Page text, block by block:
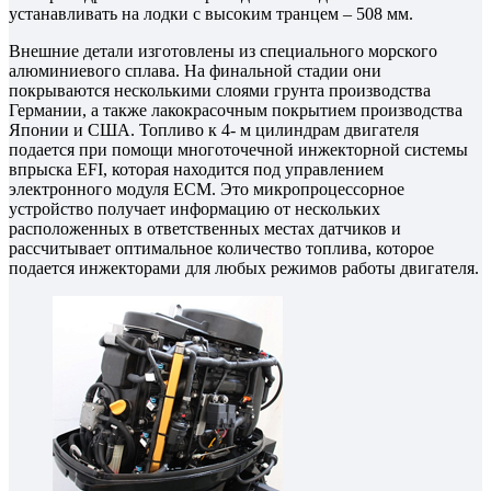
устанавливать на лодки с высоким транцем – 508 мм.
Внешние детали изготовлены из специального морского
алюминиевого сплава. На финальной стадии они
покрываются несколькими слоями грунта производства
Германии, а также лакокрасочным покрытием производства
Японии и США. Топливо к 4- м цилиндрам двигателя
подается при помощи многоточечной инжекторной системы
впрыска EFI, которая находится под управлением
электронного модуля ECM. Это микропроцессорное
устройство получает информацию от нескольких
расположенных в ответственных местах датчиков и
рассчитывает оптимальное количество топлива, которое
подается инжекторами для любых режимов работы двигателя.